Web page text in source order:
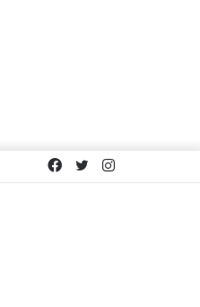
Twitter
Facebook